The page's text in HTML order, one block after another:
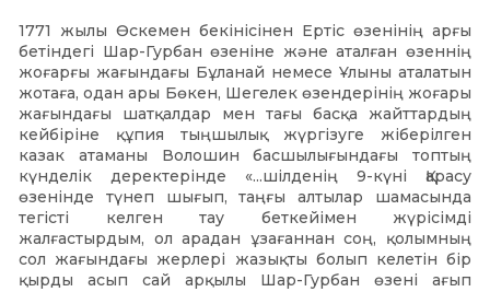
1771 жылы Өскемен бекінісінен Ертіс өзенінің арғы
бетіндегі Шар-Гурбан өзеніне және аталған өзеннің
жоғарғы жағындағы Бұланай немесе Ұлыны аталатын
жотаға, одан ары Бөкен, Шегелек өзендерінің жоғары
жағындағы шатқалдар мен тағы басқа жайттардың
кейбіріне құпия тыңшылық жүргізуге жіберілген
казак атаманы Волошин басшылығындағы топтың
күнделік деректерінде «...шілденің 9-күні Қарасу
өзенінде түнеп шығып, таңғы алтылар шамасында
тегісті келген тау беткейімен жүрісімді
жалғастырдым, ол арадан ұзағаннан соң, қолымның
сол жағындағы жерлері жазықты болып келетін бір
қырды асып сай арқылы Шар-Гурбан өзені ағып